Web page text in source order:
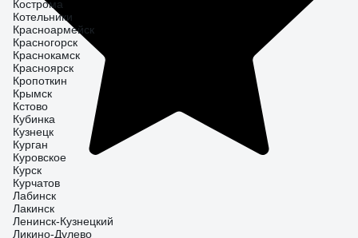
Кострома
Котельники
Красноармейск
Красногорск
Краснокамск
Красноярск
Кропоткин
Крымск
Кстово
Кубинка
Кузнецк
Курган
Куровское
Курск
Курчатов
Лабинск
Лакинск
Ленинск-Кузнецкий
Ликино-Дулево